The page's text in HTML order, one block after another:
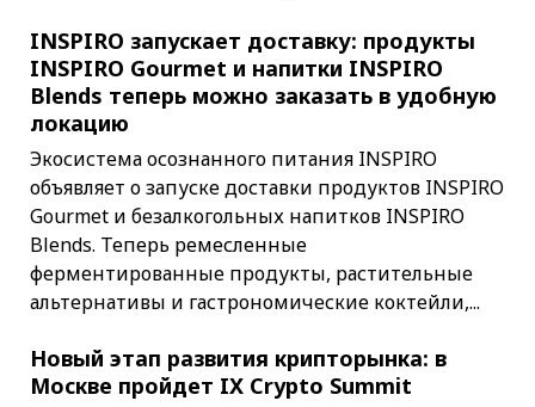
INSPIRO запускает доставку: продукты
INSPIRO Gourmet и напитки INSPIRO
Blends теперь можно заказать в удобную
локацию
Экосистема осознанного питания INSPIRO
объявляет о запуске доставки продуктов INSPIRO
Gourmet и безалкогольных напитков INSPIRO
Blends. Теперь ремесленные
ферментированные продукты, растительные
альтернативы и гастрономические коктейли,...
Новый этап развития крипторынка: в
Москве пройдет IX Crypto Summit